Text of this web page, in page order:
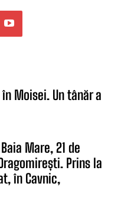
Moisei. Un tânăr a
Mare, 21 de
Prins la
în Cavnic,